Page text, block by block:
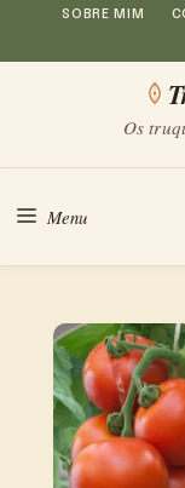
Saltar
para
conteúdo
SOBRE MIM
Os
Menu